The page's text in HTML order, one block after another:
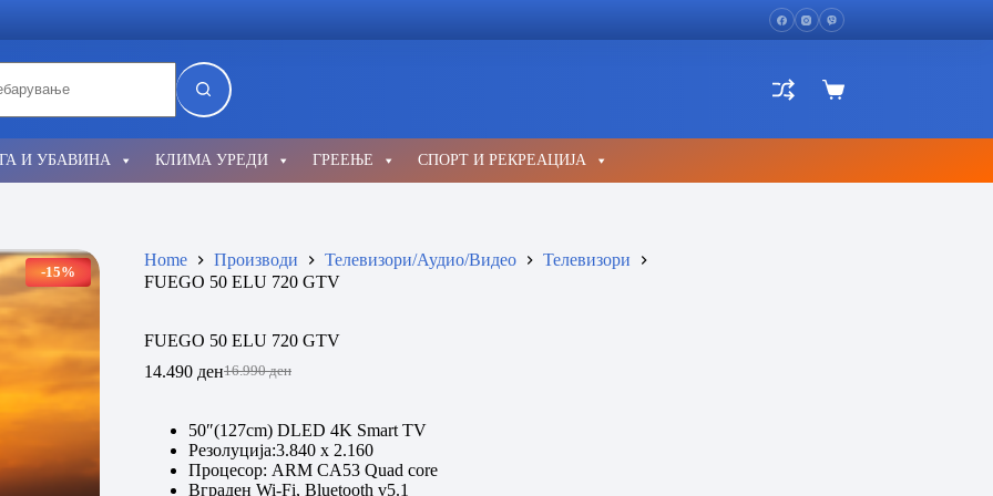
Shopping
И УБАВИНА КЛИМА УРЕДИ ГРЕЕЊЕ СПОРТ И РЕКРЕАЦИЈА
-15%
Home Производи Телевизори/Аудио/Видео
Телевизори
FUEGO 50 ELU 720 GTV
FUEGO 50 ELU 720 GTV
16.990ден
Original
16.990 ден.
14.490 денCurrent
14.490 ден.
50″(127cm) DLED 4K Smart TV
Резолуција:3.840 x 2.160
Процесор: ARM CA53 Quad core
Вграден Wi-Fi, Bluetooth v5.1